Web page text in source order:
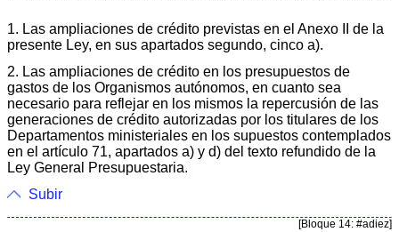
1. Las ampliaciones de crédito previstas en el Anexo II de la
presente Ley, en sus apartados segundo, cinco a).
2. Las ampliaciones de crédito en los presupuestos de
gastos de los Organismos autónomos, en cuanto sea
necesario para reflejar en los mismos la repercusión de las
generaciones de crédito autorizadas por los titulares de los
Departamentos ministeriales en los supuestos contemplados
en el artículo 71, apartados a) y d) del texto refundido de la
Ley General Presupuestaria.
Subir
[Bloque 14: #adiez]